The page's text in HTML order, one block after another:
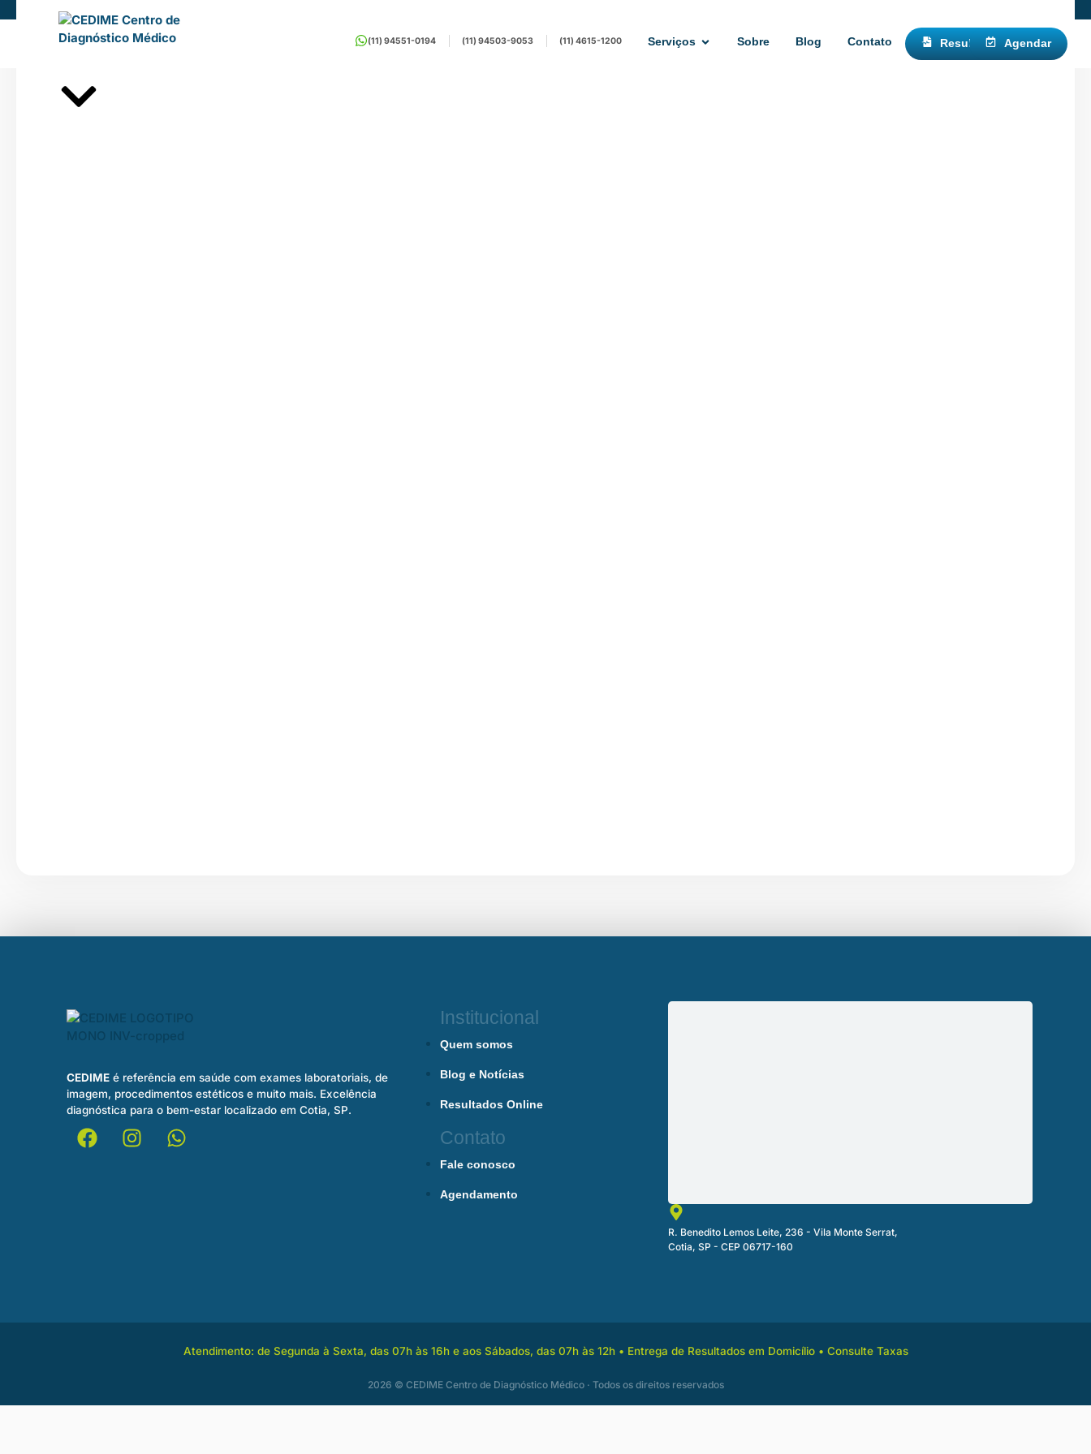
(11) 94551-0194 (11) 94503-9053 (11) 4615-1200 Serviços Sobre Blog Contato Resultados Agendar
Home
CEDIME é referência em saúde com exames laboratoriais, de
imagem, procedimentos estéticos e muito mais. Excelência
diagnóstica para o bem-estar localizado em Cotia, SP.
Institucional
Quem somos
Blog e Notícias
Resultados Online
Contato
Fale conosco
Agendamento
R. Benedito Lemos Leite, 236 - Vila Monte Serrat,
Cotia, SP - CEP 06717-160
Atendimento: de Segunda à Sexta, das 07h às 16h e aos Sábados, das 07h às 12h • Entrega de Resultados em Domicílio • Consulte Taxas
2026 © CEDIME Centro de Diagnóstico Médico · Todos os direitos reservados